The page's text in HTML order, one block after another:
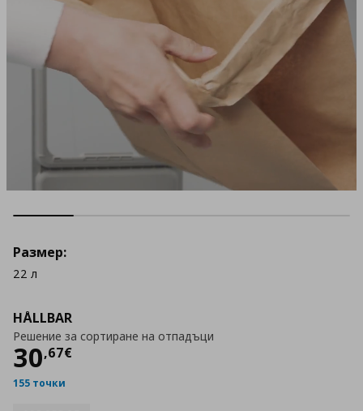
HÅLLBAR
Решение за сортиране на отпадъци
30,67€
Цена
155 точки
Размер:
22 л